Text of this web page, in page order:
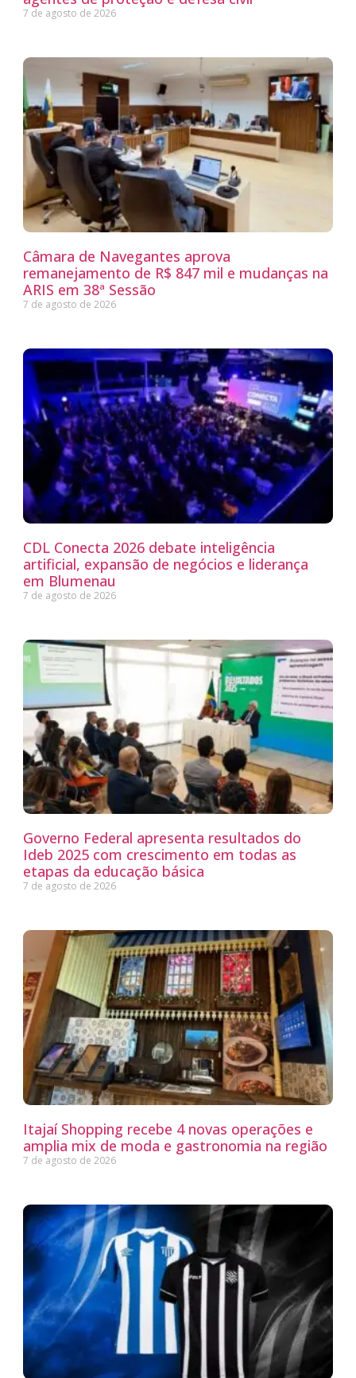
7 de agosto de 2026
Câmara de Navegantes aprova
remanejamento de R$ 847 mil e mudanças na
ARIS em 38ª Sessão
7 de agosto de 2026
CDL Conecta 2026 debate inteligência
artificial, expansão de negócios e liderança
em Blumenau
7 de agosto de 2026
Governo Federal apresenta resultados do
Ideb 2025 com crescimento em todas as
etapas da educação básica
7 de agosto de 2026
Itajaí Shopping recebe 4 novas operações e
amplia mix de moda e gastronomia na região
7 de agosto de 2026